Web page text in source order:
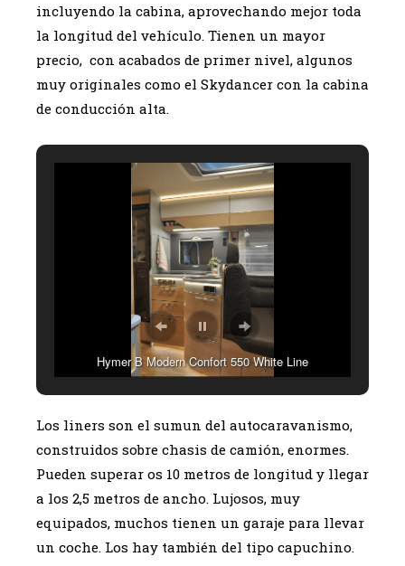
incluyendo la cabina, aprovechando mejor toda
la longitud del vehículo. Tienen un mayor
precio, con acabados de primer nivel, algunos
muy originales como el Skydancer con la cabina
de conducción alta.
Hymer B Modern Confort 550 White Line
Los liners son el sumun del autocaravanismo,
construidos sobre chasis de camión, enormes.
Pueden superar os 10 metros de longitud y llegar
a los 2,5 metros de ancho. Lujosos, muy
equipados, muchos tienen un garaje para llevar
un coche. Los hay también del tipo capuchino.